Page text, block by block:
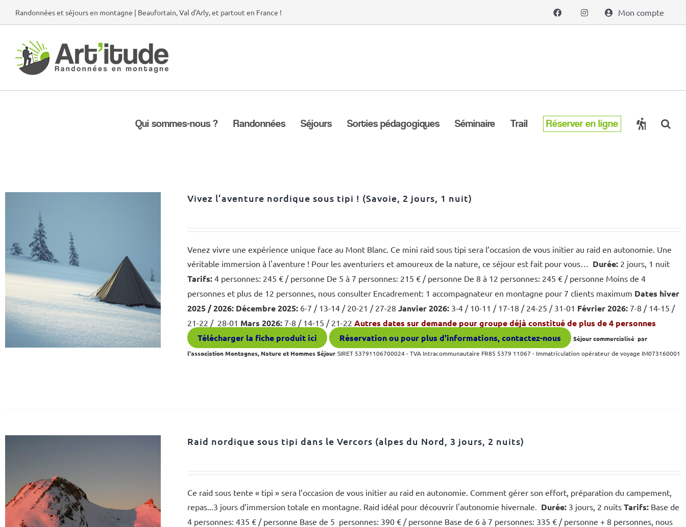
Randonnées et séjours en montagne | Beaufortain, Val d'Arly, et partout en France ! Mon compte
Qui sommes-nous ? Randonnées Séjours Sorties pédagogiques Séminaire Trail Réserver en ligne
Vivez l’aventure nordique sous tipi ! (Savoie, 2 jours, 1 nuit)
Venez vivre une expérience unique face au Mont Blanc. Ce mini raid sous tipi sera l’occasion de vous initier au raid en autonomie. Une
véritable immersion à l'aventure ! Pour les aventuriers et amoureux de la nature, ce séjour est fait pour vous… Durée: 2 jours, 1 nuit
Tarifs: 4 personnes: 245 € / personne De 5 à 7 personnes: 215 € / personne De 8 à 12 personnes: 245 € / personne Moins de 4
personnes et plus de 12 personnes, nous consulter Encadrement: 1 accompagnateur en montagne pour 7 clients maximum Dates hiver
2025 / 2026: Décembre 2025: 6-7 / 13-14 / 20-21 / 27-28Janvier 2026: 3-4 / 10-11 / 17-18 / 24-25 / 31-01 Février 2026: 7-8 / 14-15 /
21-22 / 28-01 Mars 2026: 7-8 / 14-15 / 21-22Autres dates sur demande pour groupe déjà constitué de plus de 4 personnes
Télécharger la fiche produit ici
Réservation ou pour plus d'informations, contactez-nous
Séjour commercialisé par
l'association Montagnes, Nature et Hommes Séjour SIRET 53791106700024 - TVA Intracommunautaire FR85 5379 11067 - Immatriculation opérateur de voyage IM073160001
Raid nordique sous tipi dans le Vercors (alpes du Nord, 3 jours, 2 nuits)
Ce raid sous tente « tipi » sera l’occasion de vous initier au raid en autonomie. Comment gérer son effort, préparation du campement,
repas...3 jours d’immersion totale en montagne. Raid idéal pour découvrir l'autonomie hivernale. Durée: 3 jours, 2 nuitsTarifs: Base de
4 personnes: 435 € / personne Base de 5 personnes: 390 € / personne Base de 6 à 7 personnes: 335 € / personne + 8 personnes, nous